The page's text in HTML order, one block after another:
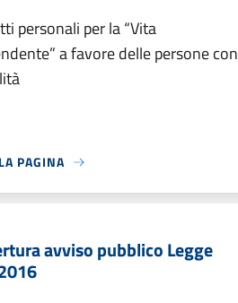
personali per la “Vita
a favore delle persone con
PAGINA
avviso pubblico Legge